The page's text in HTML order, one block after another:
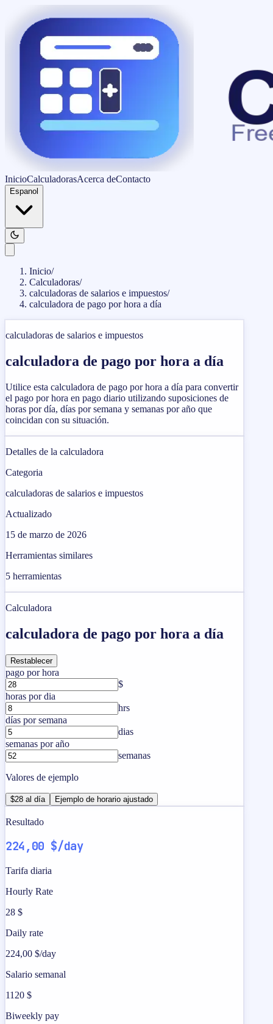
InicioCalculadorasAcerca deContacto
Espanol
Inicio/
Calculadoras/
calculadoras de salarios e impuestos/
calculadora de pago por hora a día
calculadoras de salarios e impuestos
calculadora de pago por hora a día
Utilice esta calculadora de pago por hora a día para convertir
el pago por hora en pago diario utilizando suposiciones de
horas por día, días por semana y semanas por año que
coincidan con su situación.
Detalles de la calculadora
Categoria
calculadoras de salarios e impuestos
Actualizado
15 de marzo de 2026
Herramientas similares
5 herramientas
Calculadora
calculadora de pago por hora a día
Restablecer
pago por hora
$
horas por dia
hrs
días por semana
dias
semanas por año
semanas
Valores de ejemplo
$28 al día Ejemplo de horario ajustado
Resultado
224,00 $/day
Tarifa diaria
Hourly Rate
28 $
Daily rate
224,00 $/day
Salario semanal
1120 $
Biweekly pay